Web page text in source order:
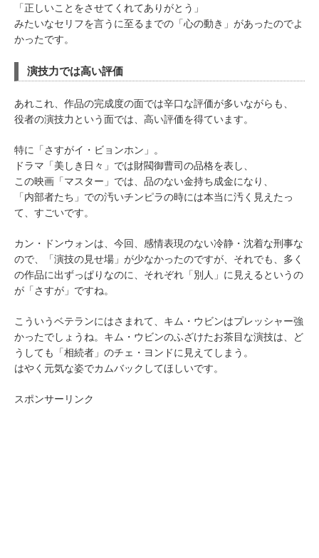
「正しいことをさせてくれてありがとう」
みたいなセリフを言うに至るまでの「心の動き」があったのでよ
かったです。
演技力では高い評価
あれこれ、作品の完成度の面では辛口な評価が多いながらも、
役者の演技力という面では、高い評価を得ています。
特に「さすがイ・ビョンホン」。
ドラマ「美しき日々」では財閥御曹司の品格を表し、
この映画「マスター」では、品のない金持ち成金になり、
「内部者たち」での汚いチンピラの時には本当に汚く見えたっ
て、すごいです。
カン・ドンウォンは、今回、感情表現のない冷静・沈着な刑事な
ので、「演技の見せ場」が少なかったのですが、それでも、多く
の作品に出ずっぱりなのに、それぞれ「別人」に見えるというの
が「さすが」ですね。
こういうベテランにはさまれて、キム・ウビンはプレッシャー強
かったでしょうね。キム・ウビンのふざけたお茶目な演技は、ど
うしても「相続者」のチェ・ヨンドに見えてしまう。
はやく元気な姿でカムバックしてほしいです。
スポンサーリンク